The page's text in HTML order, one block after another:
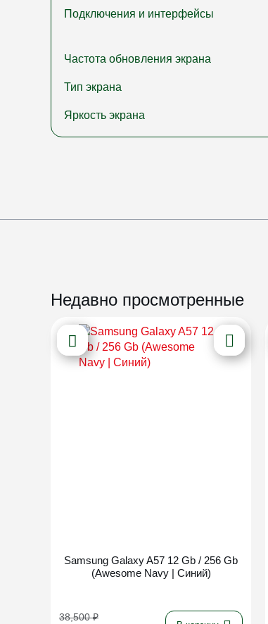
Подключения и интерфейсы
Частота обновления экрана
Тип экрана
Яркость экрана
Недавно просмотренные
Samsung Galaxy A57 12 Gb / 256 Gb
(Awesome Navy | Синий)
38,500₽